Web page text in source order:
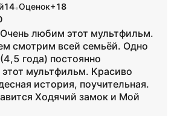
14•Оценок+18
любим этот мультфильм.
смотрим всей семьёй. Одно
года) постоянно
мультфильм. Красиво
история, поучительная.
Ходячий замок и Мой